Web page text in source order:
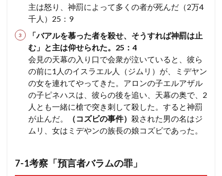
主は怒り、神罰によって多くの者が死んだ（2万4
千人）25：9
「バアルを慕った者を殺せ、そうすれば神罰は止
む」と主は仰せられた。25：4
会見の天幕の入り口で会衆が泣いていると、彼ら
の前に1人のイスラエル人（ジムリ）が、ミデヤン
の女を連れてやってきた。アロンの子エルアザル
の子ピネハスは、彼らの後を追い、天幕の奥で、2
人とも一緒に槍で突き刺して殺した。すると神罰
が止んだ。
（コズビの事件） 殺された男の名はジ
ムリ、女はミデやンの族長の娘コズビであった。
7-1考察「預言者バラムの罪」